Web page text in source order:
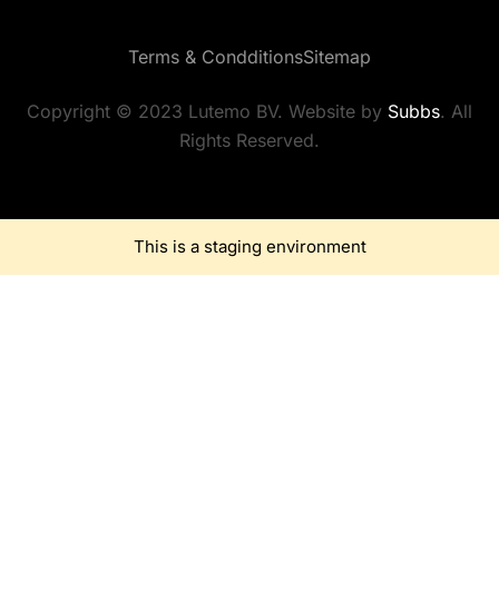
Copyright © 2023 Lutemo BV. Website by Subbs. All
Rights Reserved.
Terms & CondditionsSitemap
This is a staging environment